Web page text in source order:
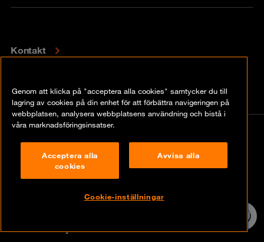
Kontakt
Legal Notice
Privacy policy
Vulnerability policy
Cookie Policy
Genom att klicka på "acceptera alla cookies" samtycker du till
lagring av cookies på din enhet för att förbättra navigeringen på
webbplatsen, analysera webbplatsens användning och bistå i
våra marknadsföringsinsatser.
Acceptera alla
cookies
Avvisa alla
Cookie-inställningar